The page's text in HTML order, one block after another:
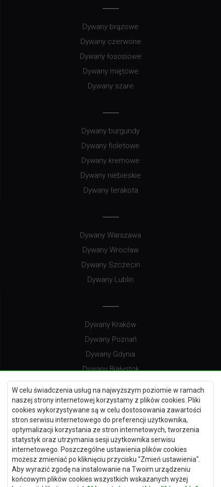
W celu świadczenia usług na najwyższym poziomie w ramach
naszej strony internetowej korzystamy z plików cookies. Pliki
cookies wykorzystywane są w celu dostosowania zawartości
stron serwisu internetowego do preferencji użytkownika,
optymalizacji korzystania ze stron internetowych, tworzenia
statystyk oraz utrzymania sesji użytkownika serwisu
internetowego. Poszczególne ustawienia plików cookies
możesz zmieniać po kliknięciu przycisku "Zmień ustawienia".
Aby wyrazić zgodę na instalowanie na Twoim urządzeniu
końcowym plików cookies wszystkich wskazanych wyżej
Dywany brązowe
Dywany czerwone
Dywany łososiowe
Dywany miętowe
Dywany szare
Dywany burgundy
Dywany fioletowe
Dywany kremowe
Dywany niebieskie
Dywany terakota
Dywany Warszawa
Dywany Wrocław
Dywany Szczecin
Dywany Lublin
Dywany Kraków
Dywany Poznań
Dywany Gdynia
Dywany Białystok
Dywany Kielce
Dywany Gdańsk
Dywany Toruń
Dywany Bydgoszcz